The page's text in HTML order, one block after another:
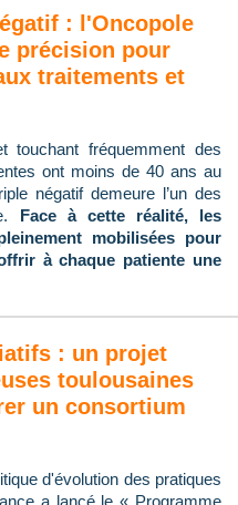
: l'Oncopole
précision pour
traitements et
touchant fréquemment des
ont moins de 40 ans au
négatif demeure l’un des
Face à cette réalité, les
mobilisées pour
à chaque patiente une
: un projet
toulousaines
un consortium
d'évolution des pratiques
a lancé le « Programme